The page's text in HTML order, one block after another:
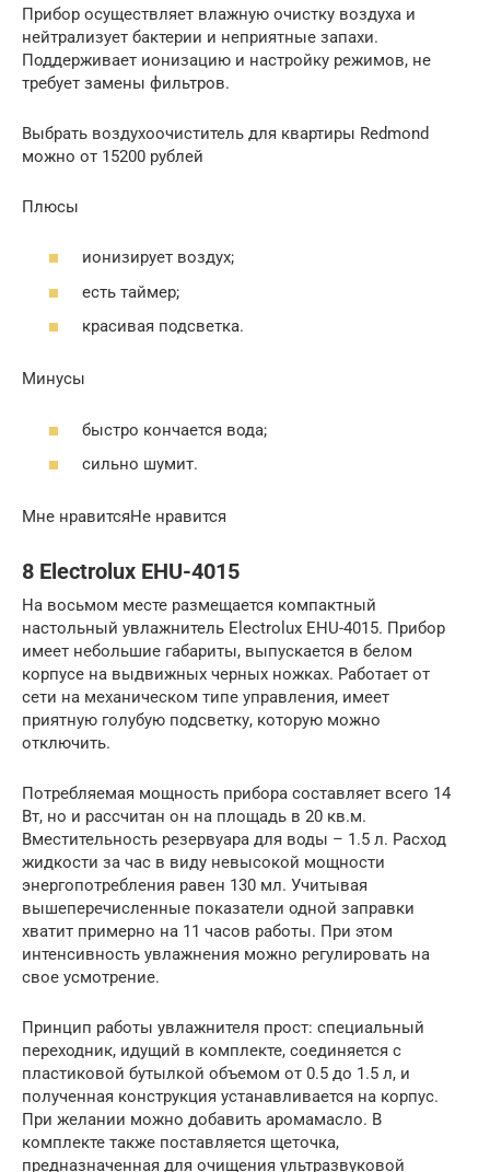
Прибор осуществляет влажную очистку воздуха и
нейтрализует бактерии и неприятные запахи.
Поддерживает ионизацию и настройку режимов, не
требует замены фильтров.
Выбрать воздухоочиститель для квартиры Redmond
можно от 15200 рублей
Плюсы
ионизирует воздух;
есть таймер;
красивая подсветка.
Минусы
быстро кончается вода;
сильно шумит.
Мне нравитсяНе нравится
8 Electrolux EHU-4015
На восьмом месте размещается компактный
настольный увлажнитель Electrolux EHU-4015. Прибор
имеет небольшие габариты, выпускается в белом
корпусе на выдвижных черных ножках. Работает от
сети на механическом типе управления, имеет
приятную голубую подсветку, которую можно
отключить.
Потребляемая мощность прибора составляет всего 14
Вт, но и рассчитан он на площадь в 20 кв.м.
Вместительность резервуара для воды – 1.5 л. Расход
жидкости за час в виду невысокой мощности
энергопотребления равен 130 мл. Учитывая
вышеперечисленные показатели одной заправки
хватит примерно на 11 часов работы. При этом
интенсивность увлажнения можно регулировать на
свое усмотрение.
Принцип работы увлажнителя прост: специальный
переходник, идущий в комплекте, соединяется с
пластиковой бутылкой объемом от 0.5 до 1.5 л, и
полученная конструкция устанавливается на корпус.
При желании можно добавить аромамасло. В
комплекте также поставляется щеточка,
предназначенная для очищения ультразвуковой